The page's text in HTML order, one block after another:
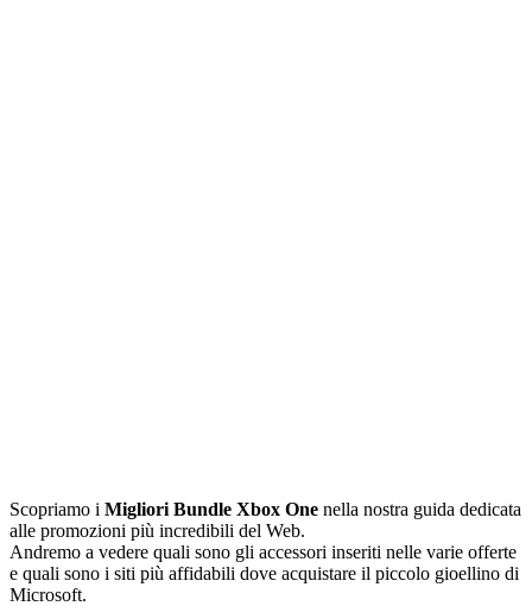
Scopriamo i Migliori Bundle Xbox One nella nostra guida dedicata
alle promozioni più incredibili del Web.
Andremo a vedere quali sono gli accessori inseriti nelle varie offerte
e quali sono i siti più affidabili dove acquistare il piccolo gioellino di
Microsoft.